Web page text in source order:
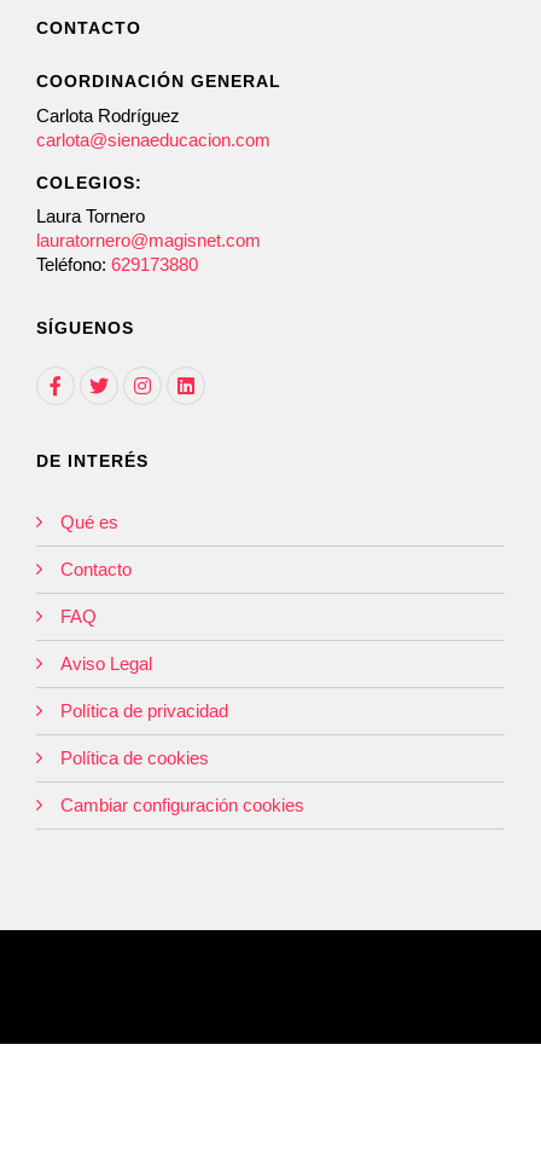
CONTACTO
COORDINACIÓN GENERAL
Carlota Rodríguez
carlota@sienaeducacion.com
COLEGIOS:
Laura Tornero
lauratornero@magisnet.com
Teléfono: 629173880
SÍGUENOS
DE INTERÉS
Qué es
Contacto
FAQ
Aviso Legal
Política de privacidad
Política de cookies
Cambiar configuración cookies